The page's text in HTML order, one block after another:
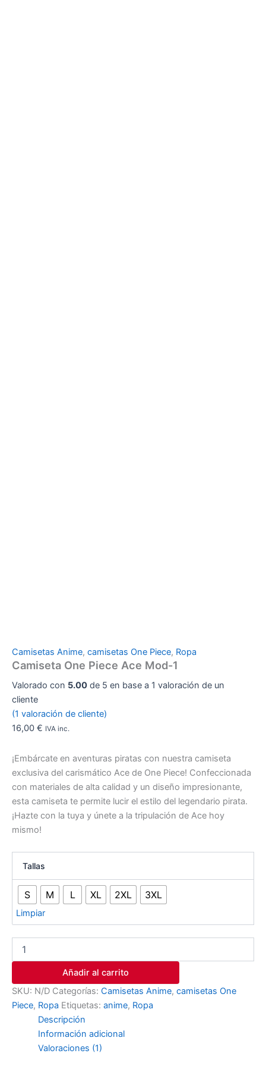
Camisetas Anime, camisetas One Piece, Ropa
Camiseta One Piece Ace Mod-1
Valorado con 5.00 de 5 en base a 1 valoración de un
cliente
(1 valoración de cliente)
16,00 € IVA inc.
¡Embárcate en aventuras piratas con nuestra camiseta
exclusiva del carismático Ace de One Piece! Confeccionada
con materiales de alta calidad y un diseño impresionante,
esta camiseta te permite lucir el estilo del legendario pirata.
¡Hazte con la tuya y únete a la tripulación de Ace hoy
mismo!
Tallas
S M L XL 2XL 3XL
Limpiar
Añadir al carrito
SKU: N/D Categorías: Camisetas Anime, camisetas One
Piece, Ropa Etiquetas: anime, Ropa
Descripción
Información adicional
Valoraciones (1)